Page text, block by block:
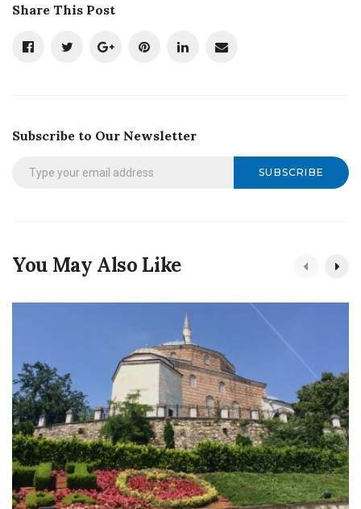
Share This Post
Subscribe to Our Newsletter
SUBSCRIBE
You May Also Like